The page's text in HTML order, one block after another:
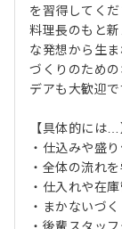
を習得してくだ
料理長のもと
な発想から生
づくりのため
デアも大歓迎で
【具体的には…
・仕込みや盛
・全体の流れ
・仕入れや在
・まかないづく